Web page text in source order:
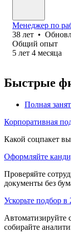
Менеджер по
38 лет •
Общий опыт
5 лет 4 месяца
Быстрые
Полная
Корпоративная
Какой соцпакет
Оформляйте
Проверяйте
документы без
Ускорьте подбор в
Автоматизируйте
собирайте